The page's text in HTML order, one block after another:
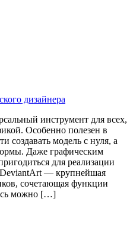
дизайнера
инструмент для всех,
Особенно полезен в
создавать модель с нуля, а
Даже графическим
для реализации
— крупнейшая
сочетающая функции
можно […]